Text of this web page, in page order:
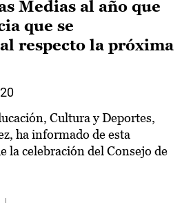
Medias al año que
que se
respecto la próxima
Cultura y Deportes,
ha informado de esta
la celebración del Consejo de